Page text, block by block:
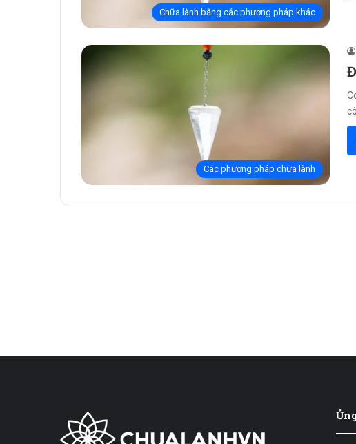
Chữa lành bằng các phương pháp khác
Các phương pháp chữa lành